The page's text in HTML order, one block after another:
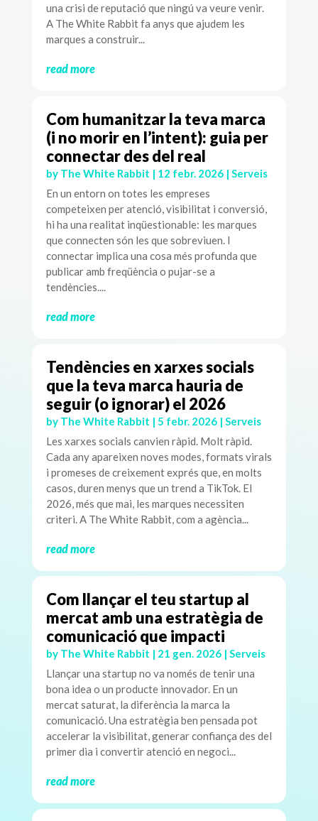
una crisi de reputació que ningú va veure venir.
A The White Rabbit fa anys que ajudem les
marques a construir...
read more
Com humanitzar la teva marca
(i no morir en l’intent): guia per
connectar des del real
by The White Rabbit | 12 febr. 2026| Serveis
En un entorn on totes les empreses
competeixen per atenció, visibilitat i conversió,
hi ha una realitat inqüestionable: les marques
que connecten són les que sobreviuen. I
connectar implica una cosa més profunda que
publicar amb freqüència o pujar-se a
tendències....
read more
Tendències en xarxes socials
que la teva marca hauria de
seguir (o ignorar) el 2026
by The White Rabbit | 5 febr. 2026| Serveis
Les xarxes socials canvien ràpid. Molt ràpid.
Cada any apareixen noves modes, formats virals
i promeses de creixement exprés que, en molts
casos, duren menys que un trend a TikTok. El
2026, més que mai, les marques necessiten
criteri. A The White Rabbit, com a agència...
read more
Com llançar el teu startup al
mercat amb una estratègia de
comunicació que impacti
by The White Rabbit | 21 gen. 2026| Serveis
Llançar una startup no va només de tenir una
bona idea o un producte innovador. En un
mercat saturat, la diferència la marca la
comunicació. Una estratègia ben pensada pot
accelerar la visibilitat, generar confiança des del
primer dia i convertir atenció en negoci...
read more